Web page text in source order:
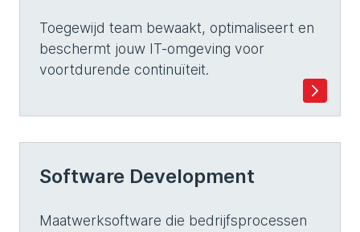
Toegewijd team bewaakt, optimaliseert en
beschermt jouw IT-omgeving voor
voortdurende continuïteit.
Software Development
Maatwerksoftware die bedrijfsprocessen